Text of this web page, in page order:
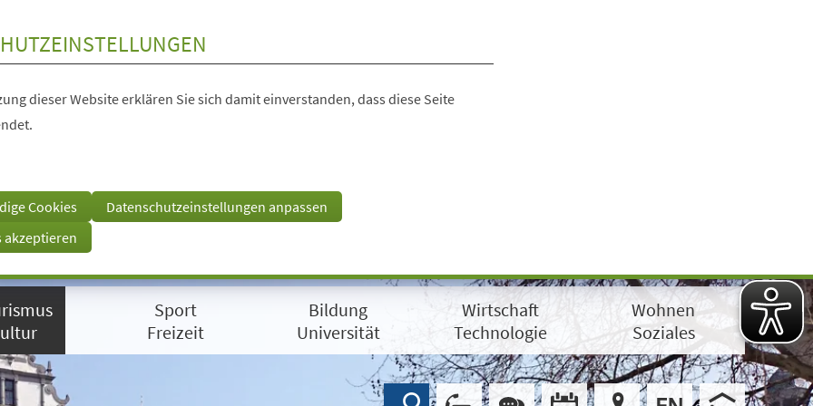
dieser Website erklären Sie sich damit einverstanden, dass diese Seite
Cookies
Datenschutzeinstellungen anpassen
akzeptieren
Sport
Freizeit
Bildung
Universität
Wirtschaft
Technologie
Wohnen
Soziales